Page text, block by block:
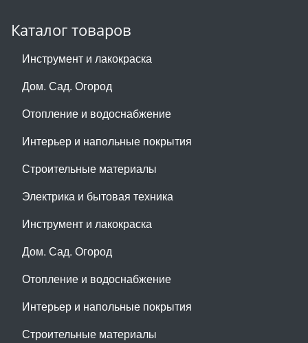
Каталог товаров
Инструмент и лакокраска
Дом. Сад. Огород
Отопление и водоснабжение
Интерьер и напольные покрытия
Строительные материалы
Электрика и бытовая техника
Инструмент и лакокраска
Дом. Сад. Огород
Отопление и водоснабжение
Интерьер и напольные покрытия
Строительные материалы